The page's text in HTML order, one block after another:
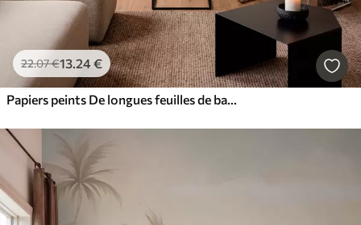
22.07€13.24€
Papiers peints De longues feuilles de bananier